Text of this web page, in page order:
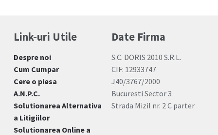
Link-uri Utile
Despre noi
Cum Cumpar
Cere o piesa
A.N.P.C.
Solutionarea Alternativa
a Litigiilor
Solutionarea Online a
Date Firma
S.C. DORIS 2010 S.R.L.
CIF: 12933747
J40/3767/2000
Bucuresti Sector 3
Strada Mizil nr. 2 C parter